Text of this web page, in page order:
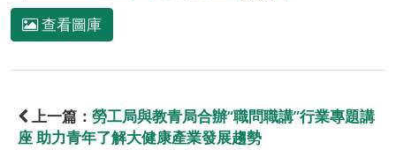
查看圖庫
上一篇： 勞工局與教青局合辦“職問職講”行業專題講
座 助力青年了解大健康產業發展趨勢